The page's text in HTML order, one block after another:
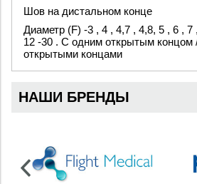
Шов на дистальном конце
Диаметр (F) -3 , 4 , 4,7 , 4,8, 5 , 6 , 7
12 -30 . C одним открытым концом
открытыми концами
НАШИ БРЕНДЫ